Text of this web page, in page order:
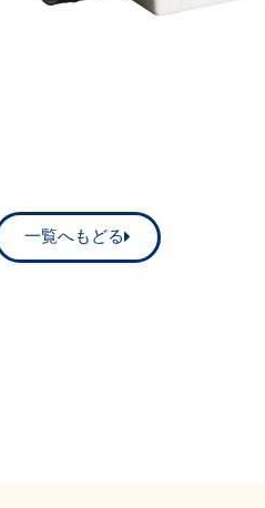
一覧へもどる